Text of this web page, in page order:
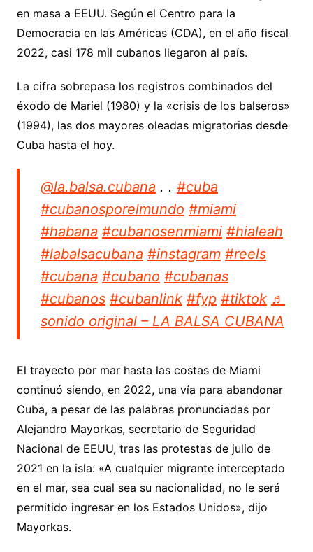
en masa a EEUU. Según el Centro para la
Democracia en las Américas (CDA), en el año fiscal
2022, casi 178 mil cubanos llegaron al país.
La cifra sobrepasa los registros combinados del
éxodo de Mariel (1980) y la «crisis de los balseros»
(1994), las dos mayores oleadas migratorias desde
Cuba hasta el hoy.
@la.balsa.cubana . . #cuba
#cubanosporelmundo #miami
#habana #cubanosenmiami #hialeah
#labalsacubana #instagram #reels
#cubana #cubano #cubanas
#cubanos #cubanlink #fyp #tiktok ♬
sonido original – LA BALSA CUBANA
El trayecto por mar hasta las costas de Miami
continuó siendo, en 2022, una vía para abandonar
Cuba, a pesar de las palabras pronunciadas por
Alejandro Mayorkas, secretario de Seguridad
Nacional de EEUU, tras las protestas de julio de
2021 en la isla: «A cualquier migrante interceptado
en el mar, sea cual sea su nacionalidad, no le será
permitido ingresar en los Estados Unidos», dijo
Mayorkas.